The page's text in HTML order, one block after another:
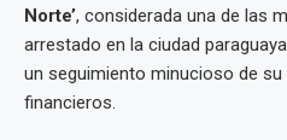
Norte’, considerada una de las
arrestado en la ciudad
un seguimiento minucioso de
financieros.